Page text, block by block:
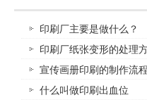
印刷厂主要是做什么？
印刷厂纸张变形的处理
宣传画册印刷的制作流程
什么叫做印刷出血位